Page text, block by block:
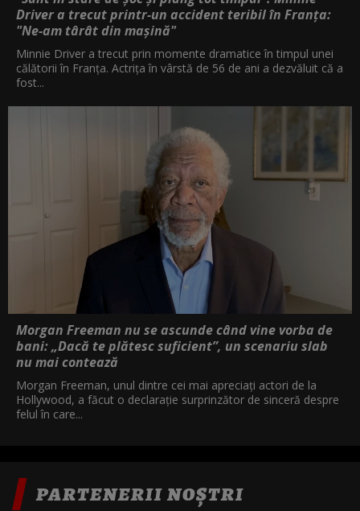
Driver a trecut printr-un accident teribil în Franța:
"Ne-am târât din mașină"
Minnie Driver a trecut prin momente dramatice în timpul unei
călătorii în Franța. Actrița în vârstă de 56 de ani a dezvăluit că a
fost...
Morgan Freeman nu se ascunde când vine vorba de
bani: „Dacă te plătesc suficient”, un scenariu slab
nu mai contează
Morgan Freeman, unul dintre cei mai apreciați actori de la
Hollywood, a făcut o declarație surprinzător de sinceră despre
felul în care...
PARTENERII NOȘTRI